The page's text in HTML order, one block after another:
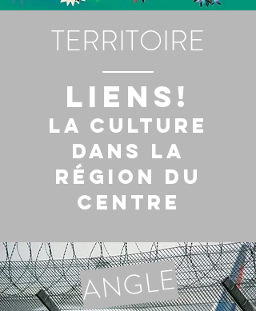
TERRITOIRE
LIENS!
la culture
dans la
région du
Centre
ANGLE